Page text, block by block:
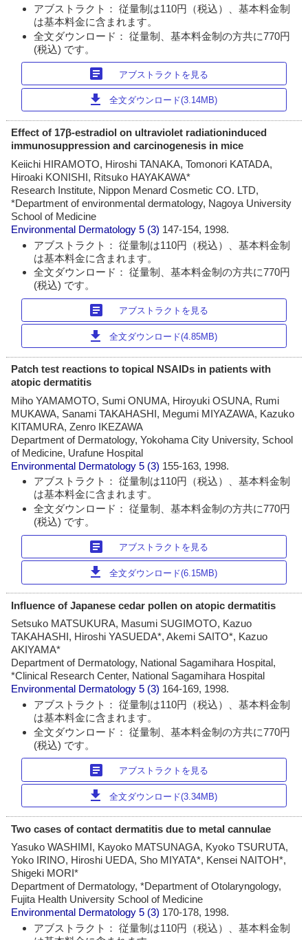
アブストラクト： 従量制は110円（税込）、基本料金制
は基本料金に含まれます。
全文ダウンロード： 従量制、基本料金制の方共に770円
(税込) です。
article アブストラクトを見る
download 全文ダウンロード(3.14MB)
Effect of 17β-estradiol on ultraviolet radiationinduced
immunosuppression and carcinogenesis in mice
Keiichi HIRAMOTO, Hiroshi TANAKA, Tomonori KATADA,
Hiroaki KONISHI, Ritsuko HAYAKAWA*
Research Institute, Nippon Menard Cosmetic CO. LTD,
*Department of environmental dermatology, Nagoya University
School of Medicine
Environmental Dermatology 5 (3) 147-154, 1998.
アブストラクト： 従量制は110円（税込）、基本料金制
は基本料金に含まれます。
全文ダウンロード： 従量制、基本料金制の方共に770円
(税込) です。
article アブストラクトを見る
download 全文ダウンロード(4.85MB)
Patch test reactions to topical NSAIDs in patients with
atopic dermatitis
Miho YAMAMOTO, Sumi ONUMA, Hiroyuki OSUNA, Rumi
MUKAWA, Sanami TAKAHASHI, Megumi MIYAZAWA, Kazuko
KITAMURA, Zenro IKEZAWA
Department of Dermatology, Yokohama City University, School
of Medicine, Urafune Hospital
Environmental Dermatology 5 (3) 155-163, 1998.
アブストラクト： 従量制は110円（税込）、基本料金制
は基本料金に含まれます。
全文ダウンロード： 従量制、基本料金制の方共に770円
(税込) です。
article アブストラクトを見る
download 全文ダウンロード(6.15MB)
Influence of Japanese cedar pollen on atopic dermatitis
Setsuko MATSUKURA, Masumi SUGIMOTO, Kazuo
TAKAHASHI, Hiroshi YASUEDA*, Akemi SAITO*, Kazuo
AKIYAMA*
Department of Dermatology, National Sagamihara Hospital,
*Clinical Research Center, National Sagamihara Hospital
Environmental Dermatology 5 (3) 164-169, 1998.
アブストラクト： 従量制は110円（税込）、基本料金制
は基本料金に含まれます。
全文ダウンロード： 従量制、基本料金制の方共に770円
(税込) です。
article アブストラクトを見る
download 全文ダウンロード(3.34MB)
Two cases of contact dermatitis due to metal cannulae
Yasuko WASHIMI, Kayoko MATSUNAGA, Kyoko TSURUTA,
Yoko IRINO, Hiroshi UEDA, Sho MIYATA*, Kensei NAITOH*,
Shigeki MORI*
Department of Dermatology, *Department of Otolaryngology,
Fujita Health University School of Medicine
Environmental Dermatology 5 (3) 170-178, 1998.
アブストラクト： 従量制は110円（税込）、基本料金制